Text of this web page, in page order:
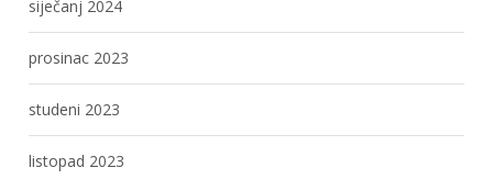
siječanj 2024
prosinac 2023
studeni 2023
listopad 2023